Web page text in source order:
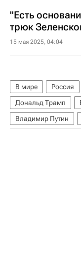
"Есть
трюк
15 мая 2025, 04:04
В мире Россия
Дональд Трамп
Владимир Путин